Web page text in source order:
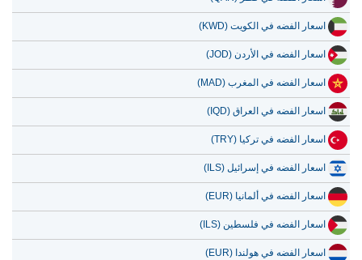
10 يوليو 2026
9 يوليو 2026
8 يوليو 2026
7 يوليو 2026
اسعار الفضه في الكويت (KWD)
اسعار الفضه في الأردن (JOD)
اسعار الفضه في المغرب (MAD)
اسعار الفضه في العراق (IQD)
اسعار الفضه في تركيا (TRY)
اسعار الفضه في إسرائيل (ILS)
اسعار الفضه في ألمانيا (EUR)
اسعار الفضه في فلسطين (ILS)
اسعار الفضه في هولندا (EUR)